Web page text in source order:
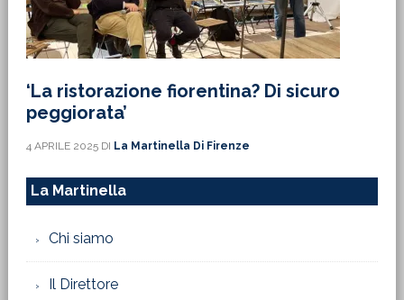
‘La ristorazione fiorentina? Di sicuro
peggiorata’
4 APRILE 2025DI La Martinella Di Firenze
La Martinella
Chi siamo
Il Direttore